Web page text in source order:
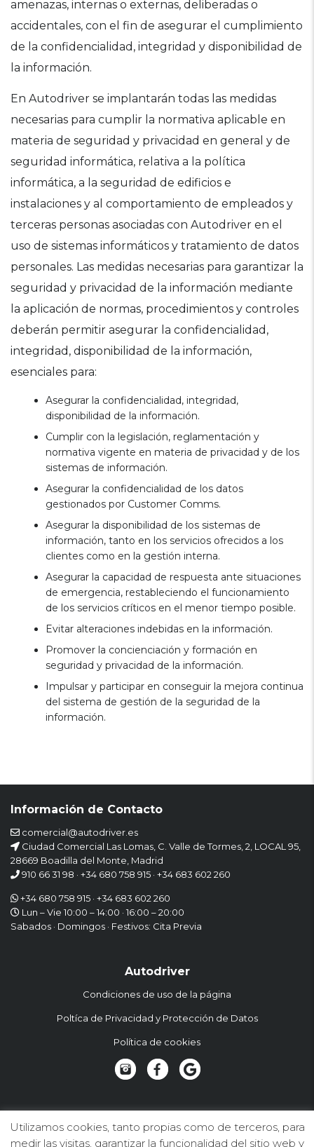
amenazas, internas o externas, deliberadas o
accidentales, con el fin de asegurar el cumplimiento
de la confidencialidad, integridad y disponibilidad de
la información.
En Autodriver se implantarán todas las medidas
necesarias para cumplir la normativa aplicable en
materia de seguridad y privacidad en general y de
seguridad informática, relativa a la política
informática, a la seguridad de edificios e
instalaciones y al comportamiento de empleados y
terceras personas asociadas con Autodriver en el
uso de sistemas informáticos y tratamiento de datos
personales. Las medidas necesarias para garantizar la
seguridad y privacidad de la información mediante
la aplicación de normas, procedimientos y controles
deberán permitir asegurar la confidencialidad,
integridad, disponibilidad de la información,
esenciales para:
Asegurar la confidencialidad, integridad,
disponibilidad de la información.
Cumplir con la legislación, reglamentación y
normativa vigente en materia de privacidad y de los
sistemas de información.
Asegurar la confidencialidad de los datos
gestionados por Customer Comms.
Asegurar la disponibilidad de los sistemas de
información, tanto en los servicios ofrecidos a los
clientes como en la gestión interna.
Asegurar la capacidad de respuesta ante situaciones
de emergencia, restableciendo el funcionamiento
de los servicios críticos en el menor tiempo posible.
Evitar alteraciones indebidas en la información.
Promover la concienciación y formación en
seguridad y privacidad de la información.
Impulsar y participar en conseguir la mejora continua
del sistema de gestión de la seguridad de la
información.
Información de Contacto
comercial@autodriver.es
Ciudad Comercial Las Lomas, C. Valle de Tormes, 2, LOCAL 95,
28669 Boadilla del Monte, Madrid
910 66 31 98 · +34 680 758 915 · +34 683 602 260
+34 680 758 915 · +34 683 602 260
Lun – Vie 10:00 – 14:00 · 16:00 – 20:00
Sabados · Domingos · Festivos: Cita Previa
Autodriver
Condiciones de uso de la página
Poltíca de Privacidad y Protección de Datos
Política de cookies
Utilizamos cookies, tanto propias como de terceros, para
medir las visitas, garantizar la funcionalidad del sitio web y